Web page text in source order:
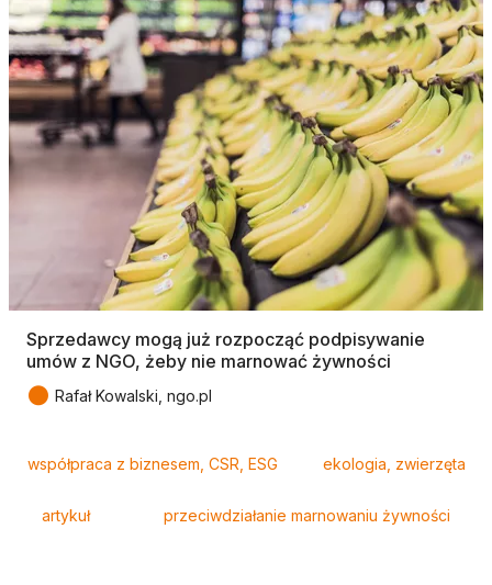
Sprzedawcy mogą już rozpocząć podpisywanie
umów z NGO, żeby nie marnować żywności
● Rafał Kowalski, ngo.pl
współpraca z biznesem, CSR, ESG ekologia, zwierzęta
artykuł przeciwdziałanie marnowaniu żywności